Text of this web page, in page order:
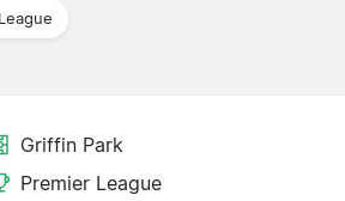
Griffin Park
Premier League